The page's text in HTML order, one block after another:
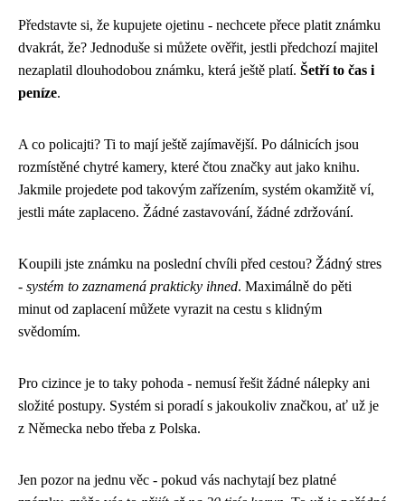
Představte si, že kupujete ojetinu - nechcete přece platit známku
dvakrát, že? Jednoduše si můžete ověřit, jestli předchozí majitel
nezaplatil dlouhodobou známku, která ještě platí. Šetří to čas i
peníze.
A co policajti? Ti to mají ještě zajímavější. Po dálnicích jsou
rozmístěné chytré kamery, které čtou značky aut jako knihu.
Jakmile projedete pod takovým zařízením, systém okamžitě ví,
jestli máte zaplaceno. Žádné zastavování, žádné zdržování.
Koupili jste známku na poslední chvíli před cestou? Žádný stres
- systém to zaznamená prakticky ihned. Maximálně do pěti
minut od zaplacení můžete vyrazit na cestu s klidným
svědomím.
Pro cizince je to taky pohoda - nemusí řešit žádné nálepky ani
složité postupy. Systém si poradí s jakoukoliv značkou, ať už je
z Německa nebo třeba z Polska.
Jen pozor na jednu věc - pokud vás nachytají bez platné